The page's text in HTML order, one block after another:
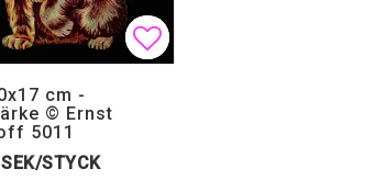
cm -
© Ernst
5011
STYCK